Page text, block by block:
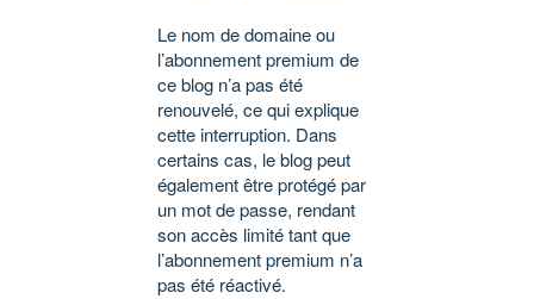
Le nom de domaine ou
l’abonnement premium de
ce blog n’a pas été
renouvelé, ce qui explique
cette interruption. Dans
certains cas, le blog peut
également être protégé par
un mot de passe, rendant
son accès limité tant que
l’abonnement premium n’a
pas été réactivé.